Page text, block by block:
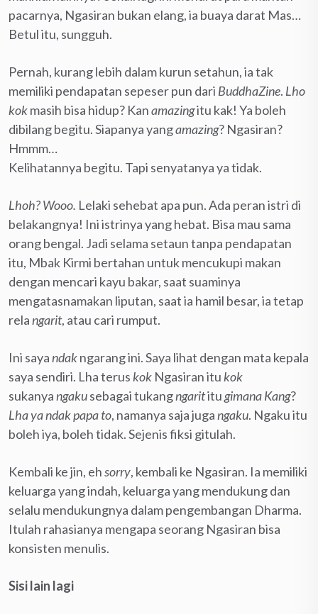
pacarnya, Ngasiran bukan elang, ia buaya darat Mas…
Betul itu, sungguh.
Pernah, kurang lebih dalam kurun setahun, ia tak
memiliki pendapatan sepeser pun dari BuddhaZine. Lho
kokmasih bisa hidup? Kanamazingitu kak! Ya boleh
dibilang begitu. Siapanya yangamazing? Ngasiran?
Hmmm…
Kelihatannya begitu. Tapi senyatanya ya tidak.
Lhoh? Wooo. Lelaki sehebat apa pun. Ada peran istri di
belakangnya! Ini istrinya yang hebat. Bisa mau sama
orang bengal. Jadi selama setaun tanpa pendapatan
itu, Mbak Kirmi bertahan untuk mencukupi makan
dengan mencari kayu bakar, saat suaminya
mengatasnamakan liputan, saat ia hamil besar, ia tetap
relangarit, atau cari rumput.
Ini sayandakngarang ini. Saya lihat dengan mata kepala
saya sendiri. Lha terus kok Ngasiran itu kok
sukanyangakusebagai tukangngarititugimana Kang?
Lha ya ndak papa to, namanya saja jugangaku. Ngaku itu
boleh iya, boleh tidak. Sejenis fiksi gitulah.
Kembali ke jin, ehsorry, kembali ke Ngasiran. Ia memiliki
keluarga yang indah, keluarga yang mendukung dan
selalu mendukungnya dalam pengembangan Dharma.
Itulah rahasianya mengapa seorang Ngasiran bisa
konsisten menulis.
Sisi lain lagi